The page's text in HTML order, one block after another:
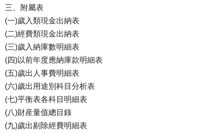
三、附屬表
(一)歲入類現金出納表
(二)經費類現金出納表
(三)歲入納庫數明細表
(四)以前年度應納庫款明細表
(五)歲出人事費明細表
(六)歲出用途別科目分析表
(七)平衡表各科目明細表
(八)財産量值總目錄
(九)歲出剔除經費明細表